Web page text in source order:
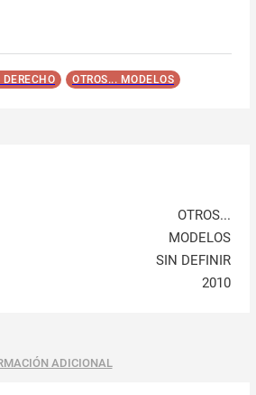
DERECHO OTROS... MODELOS
OTROS...
MODELOS
SIN DEFINIR
2010
ADICIONAL